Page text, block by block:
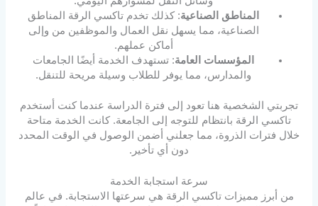
المناطق الصناعية: كذلك تخدم تاكسي الرقة المناطق
الصناعية، مما يسهل نقل العمال والموظفين من وإلى
أماكن عملهم.
المؤسسات العامة: تستهدف الخدمة أيضًا الجامعات
والمدارس، مما يوفر للطلاب وسيلة مريحة للتنقل.
تجربتي الشخصية هنا تعود إلى فترة الدراسة عندما كنت أستخدم
تاكسي الرقة بانتظام للتوجه إلى الجامعة. كانت الخدمة متاحة
خلال فترات الذروة، مما جعلني أضمن الوصول في الوقت المحدد
دون أي تأخير.
سرعة استجابة الخدمة
من أبرز مميزات تاكسي الرقة هي سرعتها الاستجابة. في عالم